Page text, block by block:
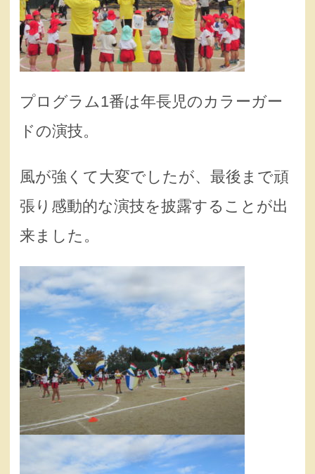
プログラム1番は年長児のカラーガー
ドの演技。
風が強くて大変でしたが、最後まで頑
張り感動的な演技を披露することが出
来ました。